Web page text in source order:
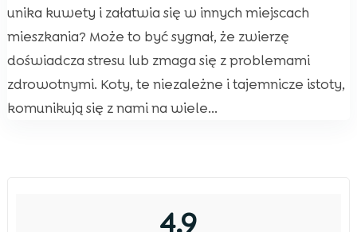
unika kuwety i załatwia się w innych miejscach
mieszkania? Może to być sygnał, że zwierzę
doświadcza stresu lub zmaga się z problemami
zdrowotnymi. Koty, te niezależne i tajemnicze istoty,
komunikują się z nami na wiele...
4,9